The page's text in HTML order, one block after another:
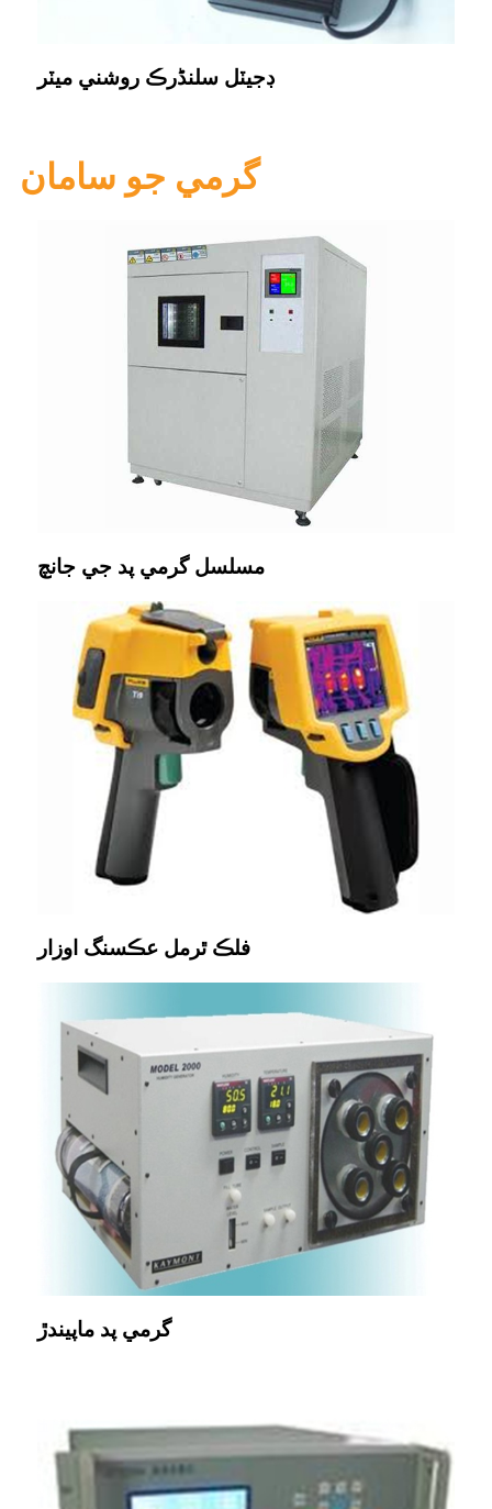
ڊجيٽل سلنڈرڪ روشني ميٽر
گرمي جو سامان
مسلسل گرمي پد جي جانچ
فلڪ ٿرمل عڪسنگ اوزار
گرمي پد ماپيندڙ